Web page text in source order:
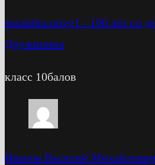
sosamba-novg1 - 100 лет со
Дружинина
класс 10балов
Иванов Василий Михайлович